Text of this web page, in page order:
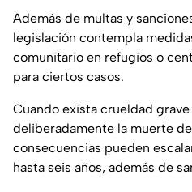
Además de multas y
legislación contempla
comunitario en refugios o
para ciertos casos.
Cuando exista crueldad
deliberadamente la muerte
consecuencias pueden
hasta seis años, además de